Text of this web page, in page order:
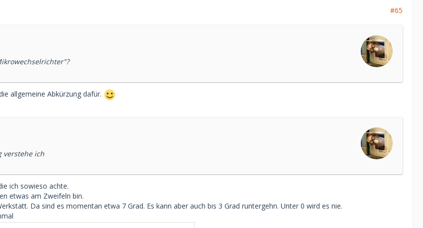
#65
allgemeine Abkürzung dafür.
verstehe ich
ich sowieso achte.
etwas am Zweifeln bin.
Da sind es momentan etwa 7 Grad. Es kann aber auch bis 3 Grad runtergehn. Unter 0 wird es nie.